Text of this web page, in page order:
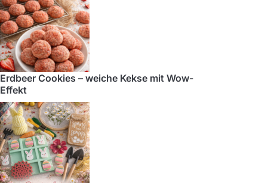
Erdbeer Cookies – weiche Kekse mit Wow-
Effekt